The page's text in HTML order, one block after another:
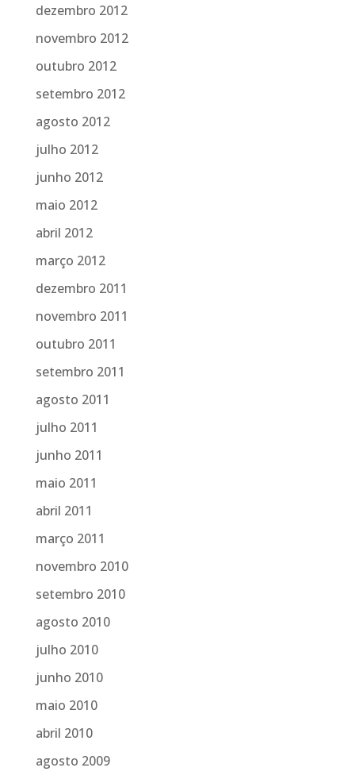
dezembro 2012
novembro 2012
outubro 2012
setembro 2012
agosto 2012
julho 2012
junho 2012
maio 2012
abril 2012
março 2012
dezembro 2011
novembro 2011
outubro 2011
setembro 2011
agosto 2011
julho 2011
junho 2011
maio 2011
abril 2011
março 2011
novembro 2010
setembro 2010
agosto 2010
julho 2010
junho 2010
maio 2010
abril 2010
agosto 2009